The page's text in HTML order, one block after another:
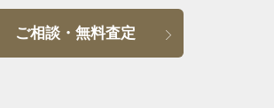
ご相談・無料査定